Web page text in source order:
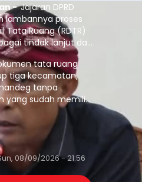
-Jajaran DPRD
lambannya proses
Tata Ruang (RDTR)
tindak lanjut dari
tata ruang
tiga kecamatan,
tanpa
yang sudah memiliki
Kediri,
08/09/2026 - 21:56